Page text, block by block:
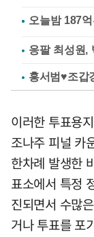
응팔 최성원,
홍서범♥조갑
이러한 투표용
조나주 피널 카
한차례 발생한
표소에서 특정
진되면서 수많
거나 투표를 포